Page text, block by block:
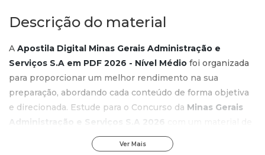
Descrição do material
A Apostila Digital Minas Gerais Administração e
Serviços S.A em PDF 2026 - Nível Médio foi organizada
para proporcionar um melhor rendimento na sua
preparação, abordando cada conteúdo de forma objetiva
e direcionada. Estude para o Concurso da Minas Gerais
Administração e Serviços S.A 2026
acordo com o Edital oficial para o cargo de
Ver Mais